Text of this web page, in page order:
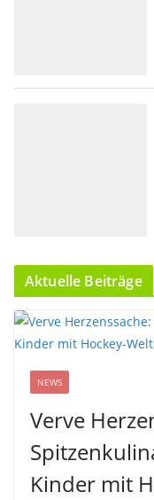
Aktuelle Beiträge
NEWS
Verve
Kinder mit